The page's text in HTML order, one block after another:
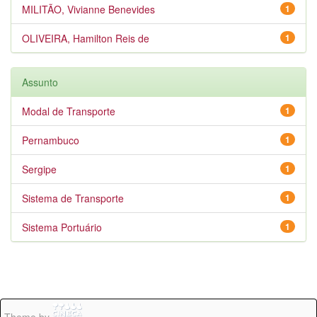
1
MILITÃO, Vivianne Benevides
1
OLIVEIRA, Hamilton Reis de
Assunto
1
Modal de Transporte
1
Pernambuco
1
Sergipe
1
Sistema de Transporte
1
Sistema Portuário